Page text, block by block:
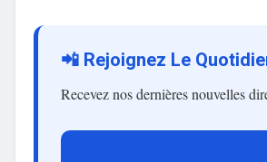
📲 Rejoignez Le
Recevez nos dernières nouvelles